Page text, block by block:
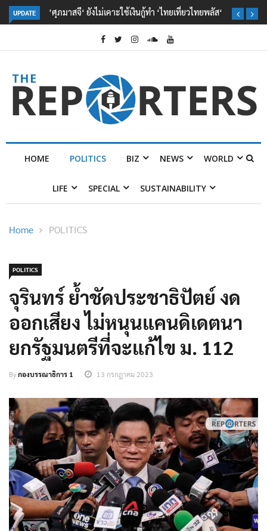
UPDATE ’ศุภมาสจี‘ ยังไม่เคาะใช้เงินกู้ทำ ‘ไทยเที่ยวไทยพลัส‘
HOME POLITICS BIZ NEWS WORLD
LIFE SPECIAL SUSTAINABILITY
Home POLITICS
POLITICS
จุรินทร์ ย้ำชัดประชาธิปัตย์ งด
ออกเสียง ไม่หนุนแคนดิเดตนา
ยกรัฐมนตรีที่จะแก้ไข ม. 112
Byกองบรรณาธิการ 1 13 กรกฎาคม 2023